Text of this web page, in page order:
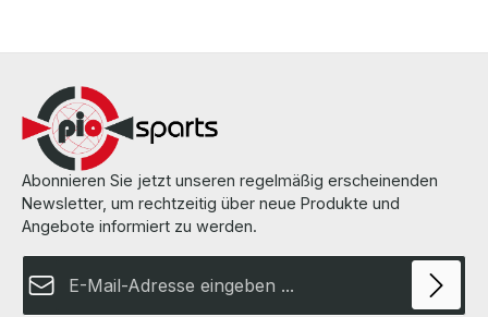
manufacturer. Weitere Informationen und Details finden Sie auf den
Abonnieren Sie jetzt unseren regelmäßig erscheinenden
Newsletter, um rechtzeitig über neue Produkte und
Angebote informiert zu werden.